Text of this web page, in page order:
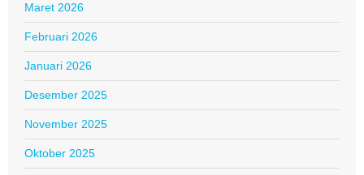
Maret 2026
Februari 2026
Januari 2026
Desember 2025
November 2025
Oktober 2025